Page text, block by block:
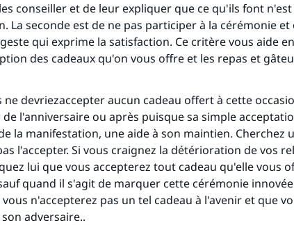
conseiller et de leur expliquer que ce qu'ils font
La seconde est de ne pas participer à la cérémonie et
qui exprime la satisfaction. Ce critère vous aide
des cadeaux qu'on vous offre et les repas et
ne devriezaccepter aucun cadeau offert à cette
de l'anniversaire ou après puisque sa simple
la manifestation, une aide à son maintien. Cherchez
l'accepter. Si vous craignez la détérioration de vos
lui que vous accepterez tout cadeau qu'elle vous
quand il s'agit de marquer cette cérémonie
n'accepterez pas un tel cadeau à l'avenir et que
adversaire..
une différence dans la vie de
grâce à votre contribution